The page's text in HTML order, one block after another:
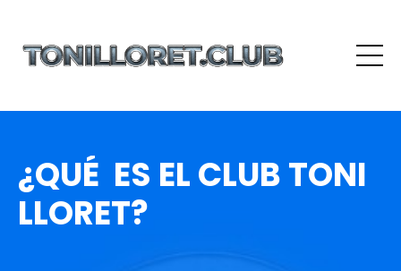
¿QUÉ ES EL CLUB TONI
LLORET?